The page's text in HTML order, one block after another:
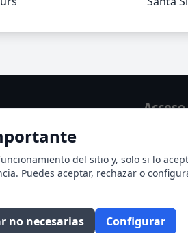
del sitio y, solo si lo
Puedes aceptar, rechazar o
no necesarias Configurar
Marzo
Julio